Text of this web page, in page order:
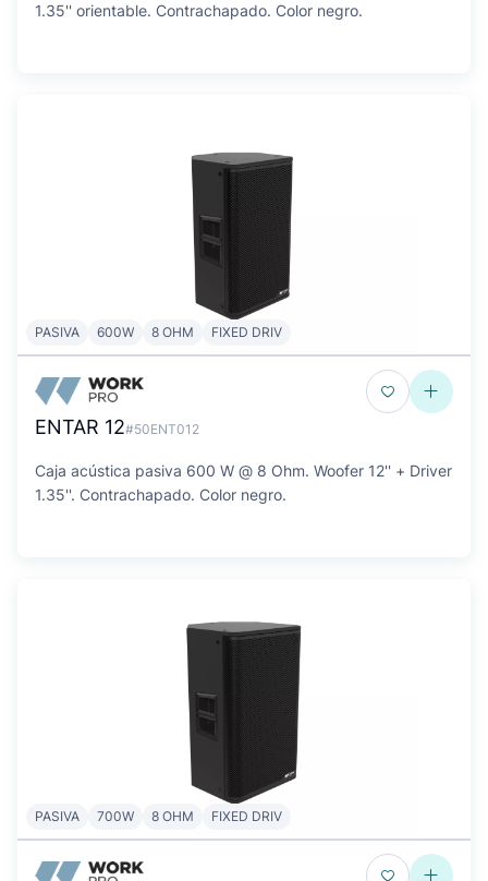
1.35'' orientable. Contrachapado. Color negro.
PASIVA 600W 8 OHM FIXED DRIV
ENTAR 12#50ENT012
Caja acústica pasiva 600 W @ 8 Ohm. Woofer 12'' + Driver
1.35''. Contrachapado. Color negro.
PASIVA 700W 8 OHM FIXED DRIV